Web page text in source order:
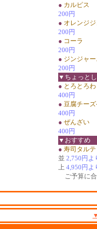
● カルピス
200円
● オレンジ
200円
● コーラ
200円
● ジンジャ
200円
▼ちょっと
● とろとろ
400円
● 豆腐チー
400円
● ぜんざい
400円
▼おすすめ
● 寿司タル
並 2,750円よ
上 4,950円よ
ご予算に合